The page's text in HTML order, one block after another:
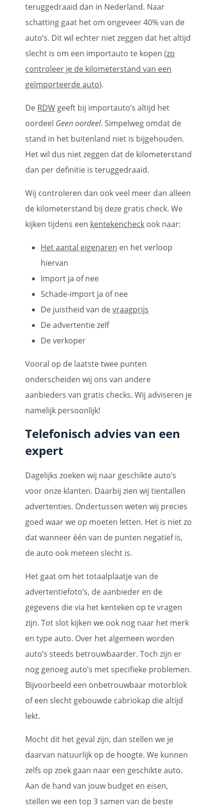
teruggedraaid dan in Nederland. Naar
schatting gaat het om ongeveer 40% van de
auto’s. Dit wil echter niet zeggen dat het altijd
slecht is om een importauto te kopen (zo
controleer je de kilometerstand van een
geïmporteerde auto).
De RDW geeft bij importauto’s altijd het
oordeel Geen oordeel. Simpelweg omdat de
stand in het buitenland niet is bijgehouden.
Het wil dus niet zeggen dat de kilometerstand
dan per definitie is teruggedraaid.
Wij controleren dan ook veel meer dan alleen
de kilometerstand bij deze gratis check. We
kijken tijdens een kentekencheck ook naar:
Het aantal eigenaren en het verloop
hiervan
Import ja of nee
Schade-import ja of nee
De juistheid van devraagprijs
De advertentie zelf
De verkoper
Vooral op de laatste twee punten
onderscheiden wij ons van andere
aanbieders van gratis checks. Wij adviseren je
namelijk persoonlijk!
Telefonisch advies van een
expert
Dagelijks zoeken wij naar geschikte auto’s
voor onze klanten. Daarbij zien wij tientallen
advertenties. Ondertussen weten wij precies
goed waar we op moeten letten. Het is niet zo
dat wanneer één van de punten negatief is,
de auto ook meteen slecht is.
Het gaat om het totaalplaatje van de
advertentiefoto’s, de aanbieder en de
gegevens die via het kenteken op te vragen
zijn. Tot slot kijken we ook nog naar het merk
en type auto. Over het algemeen worden
auto’s steeds betrouwbaarder. Toch zijn er
nog genoeg auto’s met specifieke problemen.
Bijvoorbeeld een onbetrouwbaar motorblok
of een slecht gebouwde cabriokap die altijd
lekt.
Mocht dit het geval zijn, dan stellen we je
daarvan natuurlijk op de hoogte. We kunnen
zelfs op zoek gaan naar een geschikte auto.
Aan de hand van jouw budget en eisen,
stellen we een top 3 samen van de beste